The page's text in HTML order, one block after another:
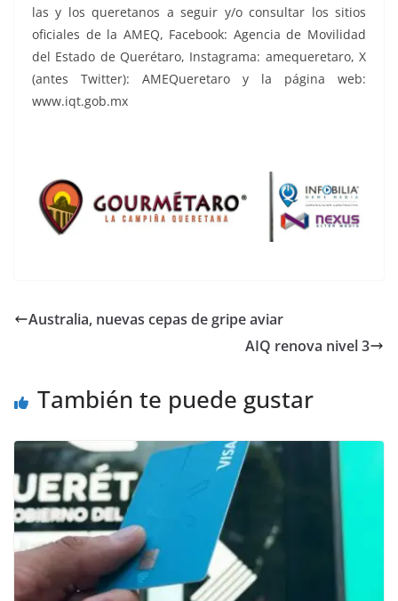
las y los queretanos a seguir y/o consultar los sitios
oficiales de la AMEQ, Facebook: Agencia de Movilidad
del Estado de Querétaro, Instagrama: amequeretaro, X
(antes Twitter): AMEQueretaro y la página web:
www.iqt.gob.mx
Australia, nuevas cepas de gripe aviar
AIQ renova nivel 3
También te puede gustar